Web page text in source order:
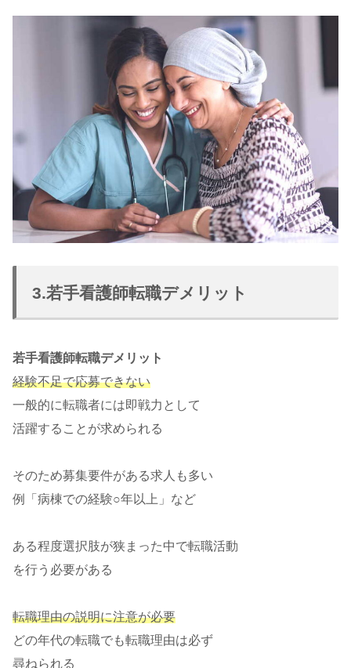
3.若手看護師転職デメリット
若手看護師転職デメリット
経験不足で応募できない
一般的に転職者には即戦力として
活躍することが求められる
そのため募集要件がある求人も多い
例「病棟での経験○年以上」など
ある程度選択肢が狭まった中で転職活動
を行う必要がある
転職理由の説明に注意が必要
どの年代の転職でも転職理由は必ず
尋ねられる